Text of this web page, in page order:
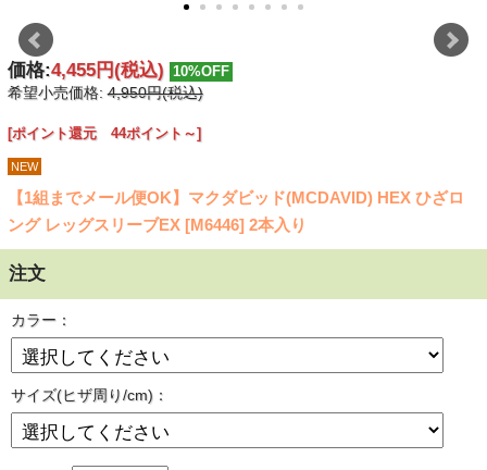
価格:4,455円(税込) 10%OFF
希望小売価格:4,950円(税込)
[ポイント還元 44ポイント～]
NEW
【1組までメール便OK】マクダビッド(MCDAVID) HEX ひざロ
ング レッグスリーブEX [M6446] 2本入り
注文
カラー：
サイズ(ヒザ周り/cm)：